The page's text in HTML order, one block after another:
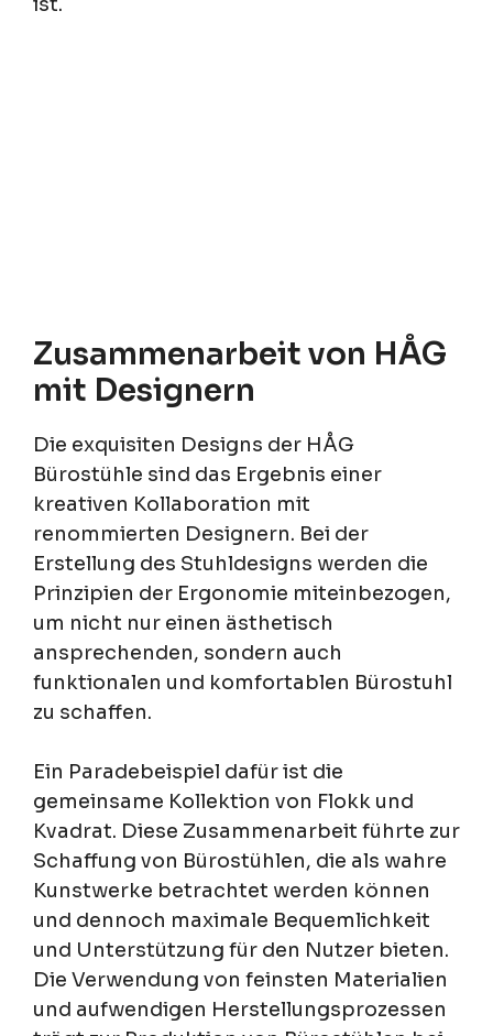
Zusammenarbeit von HÅG
mit Designern
Die exquisiten Designs der HÅG
Bürostühle sind das Ergebnis einer
kreativen Kollaboration mit
renommierten Designern. Bei der
Erstellung des Stuhldesigns werden die
Prinzipien der Ergonomie miteinbezogen,
um nicht nur einen ästhetisch
ansprechenden, sondern auch
funktionalen und komfortablen Bürostuhl
zu schaffen.
Ein Paradebeispiel dafür ist die
gemeinsame Kollektion von Flokk und
Kvadrat. Diese Zusammenarbeit führte zur
Schaffung von Bürostühlen, die als wahre
Kunstwerke betrachtet werden können
und dennoch maximale Bequemlichkeit
und Unterstützung für den Nutzer bieten.
Die Verwendung von feinsten Materialien
und aufwendigen Herstellungsprozessen